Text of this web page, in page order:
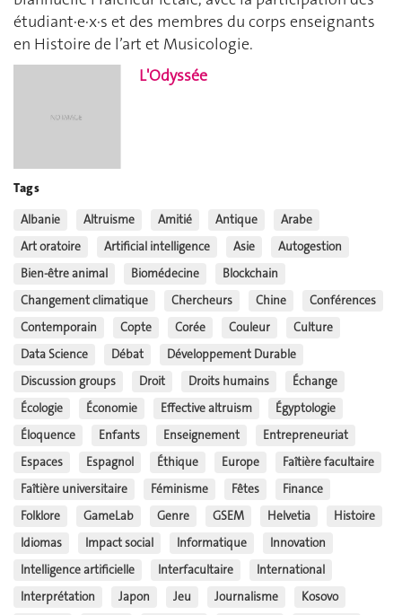
étudiant∙e∙x∙s et des membres du corps enseignants
en Histoire de l’art et Musicologie.
L'Odyssée
Tags
Albanie Altruisme Amitié Antique
Arabe
Art oratoire
Artificial intelligence Asie
Autogestion
Bien-être animal
Biomédecine
Blockchain
Changement climatique
Chercheurs Chine
Conférences
Contemporain
Copte Corée Couleur
Culture
Data Science
Débat
Développement Durable
Discussion groups
Droit Droits humains
Échange
Écologie
Économie Effective altruism
Égyptologie
Éloquence
Enfants Enseignement
Entrepreneuriat
Espaces
Espagnol Éthique Europe
Faîtière facultaire
Faîtière universitaire
Féminisme Fêtes
Finance
Folklore
GameLab Genre GSEM Helvetia
Histoire
Idiomas
Impact social Informatique
Innovation
Intelligence artificielle
Interfacultaire
International
Interprétation
Japon Jeu Journalisme
Kosovo